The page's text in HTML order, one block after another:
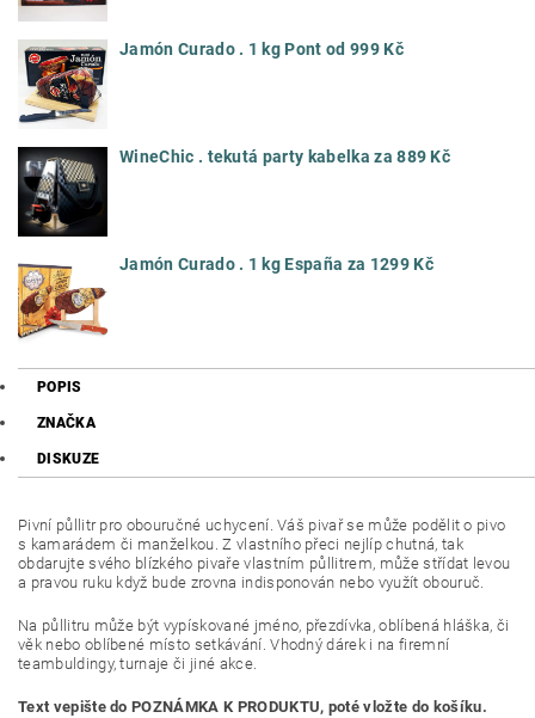
Jamón Curado . 1 kg Pont od 999 Kč
WineChic . tekutá party kabelka za 889 Kč
Jamón Curado . 1 kg España za 1299 Kč
POPIS
ZNAČKA
DISKUZE
Pivní půllitr pro obouručné uchycení. Váš pivař se může podělit o pivo
s kamarádem či manželkou. Z vlastního přeci nejlíp chutná, tak
obdarujte svého blízkého pivaře vlastním půllitrem, může střídat levou
a pravou ruku když bude zrovna indisponován nebo využít obouruč.
Na půllitru může být vypískované jméno, přezdívka, oblíbená hláška, či
věk nebo oblíbené místo setkávání. Vhodný dárek i na firemní
teambuldingy, turnaje či jiné akce.
Text vepište do POZNÁMKA K PRODUKTU, poté vložte do košíku.